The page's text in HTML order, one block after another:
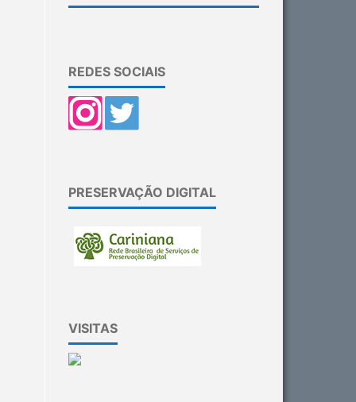
REDES SOCIAIS
PRESERVAÇÃO DIGITAL
VISITAS